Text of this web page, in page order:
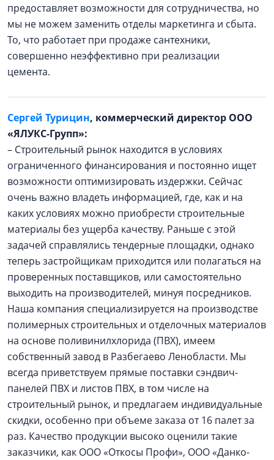
предоставляет возможности для сотрудничества, но
мы не можем заменить отделы маркетинга и сбыта.
То, что работает при продаже сантехники,
совершенно неэффективно при реализации
цемента.
Сергей Турицин, коммерческий директор ООО
«ЯЛУКС-Групп»:
– Строительный рынок находится в условиях
ограниченного финансирования и постоянно ищет
возможности оптимизировать издержки. Сейчас
очень важно владеть информацией, где, как и на
каких условиях можно приобрести строительные
материалы без ущерба качеству. Раньше с этой
задачей справлялись тендерные площадки, однако
теперь застройщикам приходится или полагаться на
проверенных поставщиков, или самостоятельно
выходить на производителей, минуя посредников.
Наша компания специализируется на производстве
полимерных строительных и отделочных материалов
на основе поливинилхлорида (ПВХ), имеем
собственный завод в Разбегаево Ленобласти. Мы
всегда приветствуем прямые поставки сэндвич-
панелей ПВХ и листов ПВХ, в том числе на
строительный рынок, и предлагаем индивидуальные
скидки, особенно при объеме заказа от 16 палет за
раз. Качество продукции высоко оценили такие
заказчики, как ООО «Откосы Профи», ООО «Данко-